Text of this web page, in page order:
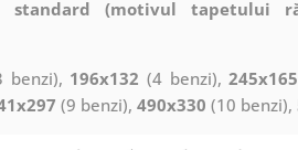
(motivul tapetului
benzi), 196x132 (4 benzi),245x165
(9 benzi), 490x330 (10 benzi),